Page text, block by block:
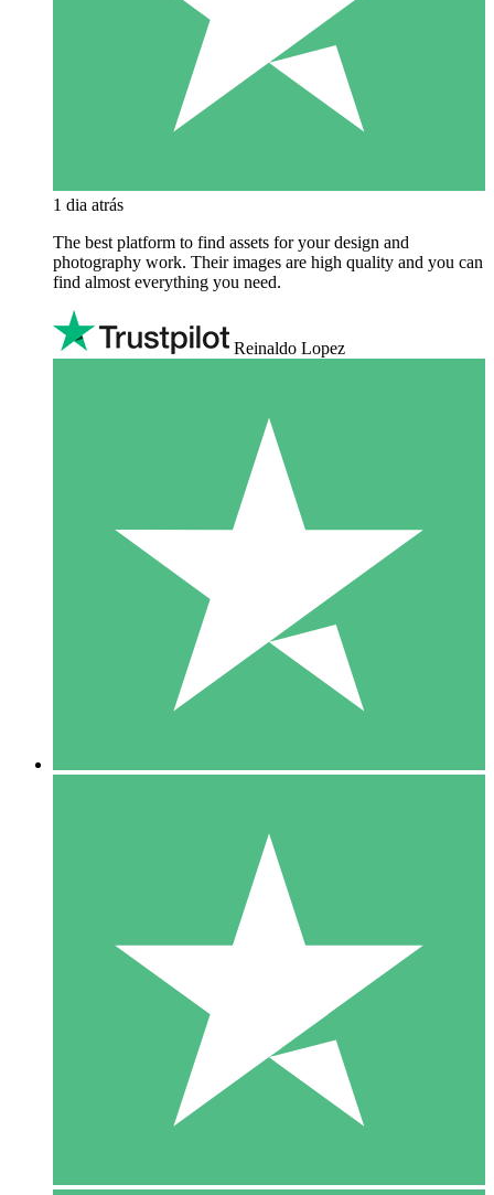
1 dia atrás
The best platform to find assets for your design and
photography work. Their images are high quality and you can
find almost everything you need.
Reinaldo Lopez